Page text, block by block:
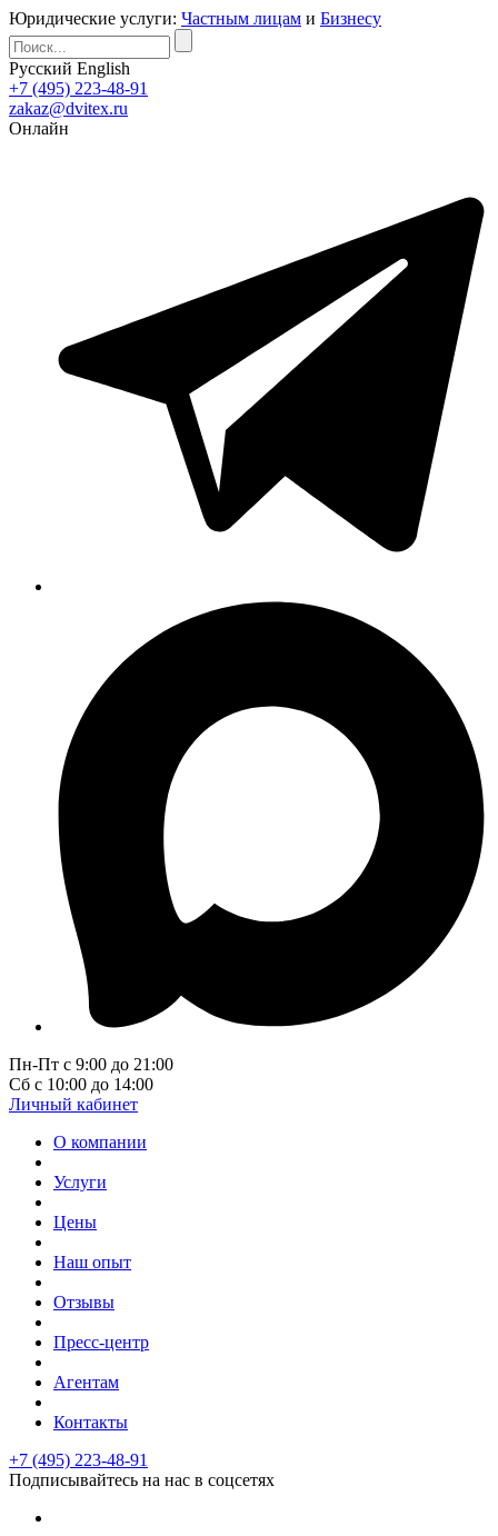
Юридические услуги: Частным лицам и Бизнесу
Русский English
+7 (495) 223-48-91
zakaz@dvitex.ru
Онлайн
Пн-Пт с 9:00 до 21:00
Сб с 10:00 до 14:00
Личный кабинет
О компании
Услуги
Цены
Наш опыт
Отзывы
Пресс-центр
Агентам
Контакты
+7 (495) 223-48-91
Подписывайтесь на нас в соцсетях